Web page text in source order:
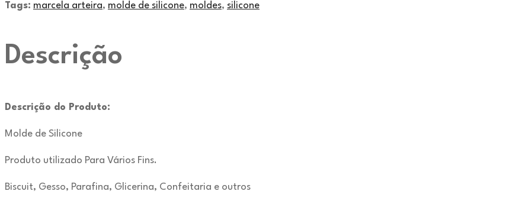
Tags: marcela arteira, molde de silicone, moldes, silicone
Descrição
Descrição do Produto:
Molde de Silicone
Produto utilizado Para Vários Fins.
Biscuit, Gesso, Parafina, Glicerina, Confeitaria e outros